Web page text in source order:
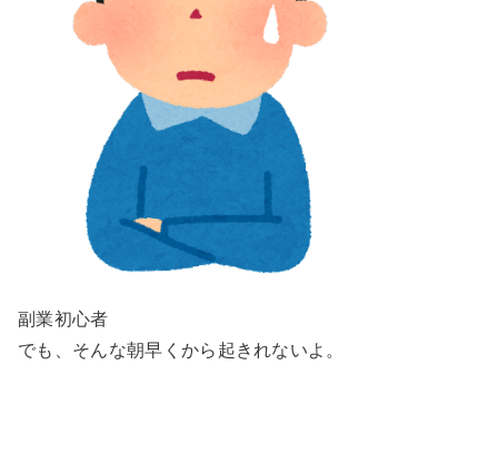
副業初心者
でも、そんな朝早くから起きれないよ。